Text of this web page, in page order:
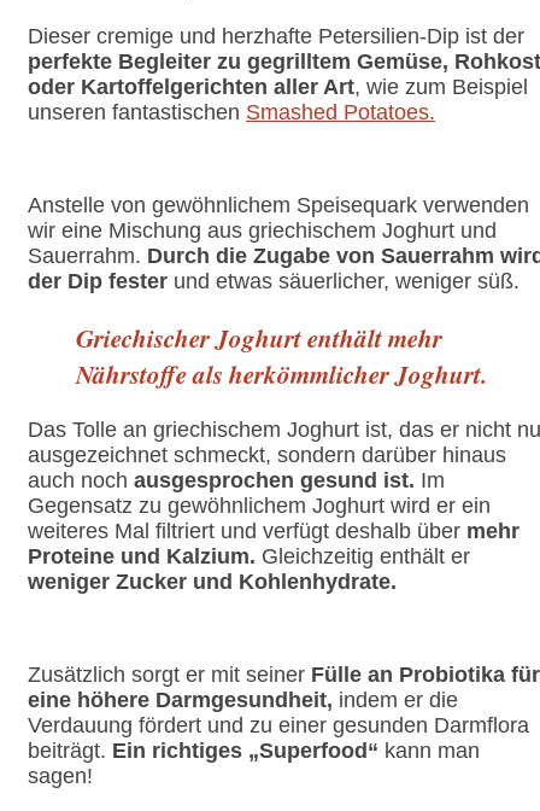
Dieser cremige und herzhafte Petersilien-Dip ist der
perfekte Begleiter zu gegrilltem Gemüse, Rohkost
oder Kartoffelgerichten aller Art, wie zum Beispiel
unseren fantastischen Smashed Potatoes.
Anstelle von gewöhnlichem Speisequark verwenden
wir eine Mischung aus griechischem Joghurt und
Sauerrahm. Durch die Zugabe von Sauerrahm
der Dip fester und etwas säuerlicher, weniger süß.
Griechischer Joghurt enthält mehr
Nährstoffe als herkömmlicher Joghurt.
Das Tolle an griechischem Joghurt ist, das er nicht
ausgezeichnet schmeckt, sondern darüber hinaus
auch noch ausgesprochen gesund ist. Im
Gegensatz zu gewöhnlichem Joghurt wird er ein
weiteres Mal filtriert und verfügt deshalb über mehr
Proteine und Kalzium. Gleichzeitig enthält er
weniger Zucker und Kohlenhydrate.
Zusätzlich sorgt er mit seiner Fülle an Probiotika für
eine höhere Darmgesundheit, indem er die
Verdauung fördert und zu einer gesunden Darmflora
beiträgt. Ein richtiges „Superfood“ kann man
sagen!